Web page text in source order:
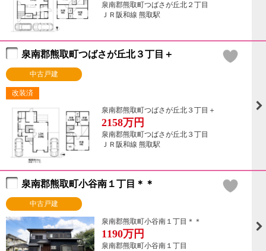
泉南郡熊取町つばさが丘北２丁目
ＪＲ阪和線 熊取駅
泉南郡熊取町つばさが丘北３丁目＋
中古戸建
改装済
泉南郡熊取町つばさが丘北３丁目＋
2158万円
泉南郡熊取町つばさが丘北３丁目
ＪＲ阪和線 熊取駅
泉南郡熊取町小谷南１丁目＊＊
中古戸建
泉南郡熊取町小谷南１丁目＊＊
1190万円
泉南郡熊取町小谷南１丁目